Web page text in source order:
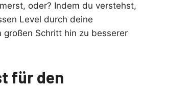
oder? Indem du verstehst,
Level durch deine
Schritt hin zu besserer
für den